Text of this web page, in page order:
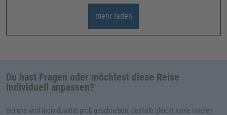
mehr laden
Du hast Fragen oder möchtest diese Reise
individuell anpassen?
Bei uns wird Individualität groß geschrieben, deshalb gleicht keine Hoefer-